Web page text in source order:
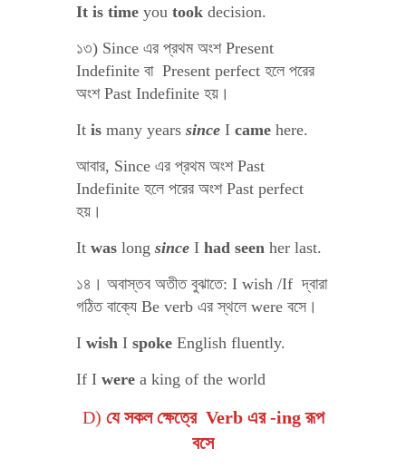
It is time you took decision.
১৩) Since এর প্রথম অংশ Present
Indefinite বা Present perfect হলে পরের
অংশ Past Indefinite হয়।
It is many years since I came here.
আবার, Since এর প্রথম অংশ Past
Indefinite হলে পরের অংশ Past perfect
হয়।
It was long since I had seen her last.
১৪। অবাস্তব অতীত বুঝাতে: I wish /If দ্বারা
গঠিত বাক্যে Be verb এর স্থলে were বসে।
I wish I spoke English fluently.
If I were a king of the world
D) যে সকল ক্ষেত্রে Verb এর -ing রূপ
বসে